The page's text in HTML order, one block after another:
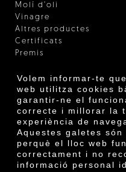
Volem informar-te
web utilitza cookies
garantir-ne el
correcte i millorar la
experiència de
Aquestes galetes són
perquè el lloc web
correctament i no
informació personal
Molí d'oli
Vinagre
Altres productes
Certificats
Premis